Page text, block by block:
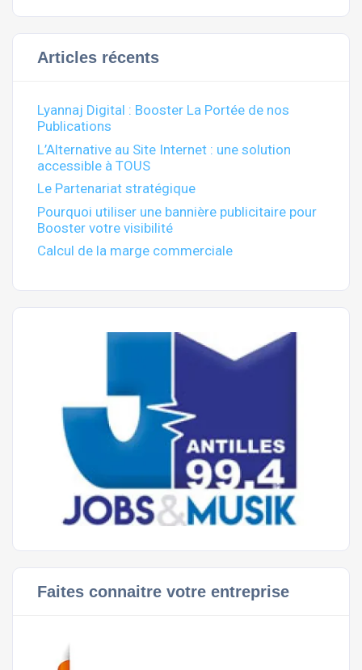
Articles récents
Lyannaj Digital : Booster La Portée de nos
Publications
L’Alternative au Site Internet : une solution
accessible à TOUS
Le Partenariat stratégique
Pourquoi utiliser une bannière publicitaire pour
Booster votre visibilité
Calcul de la marge commerciale
Faites connaitre votre entreprise